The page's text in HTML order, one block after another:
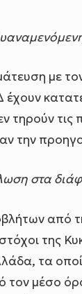
με
τηρούν τις
την
στα
από
της
τα
τον μέσο